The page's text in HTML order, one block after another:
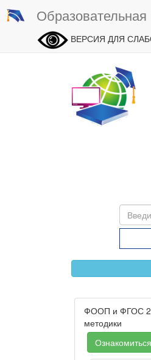
ВЕРСИЯ ДЛЯ
ФООП и ФГОС
методики
Ознакомиться